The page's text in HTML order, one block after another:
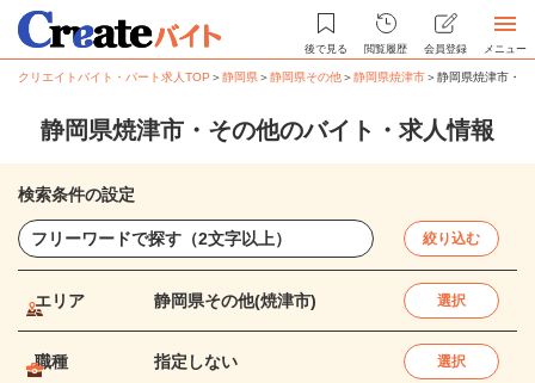
後で見る 閲覧履歴 会員登録 メニュー
クリエイトバイト・パート求人TOP ＞静岡県＞静岡県その他＞静岡県焼津市＞静岡県焼津市・
静岡県焼津市・その他のバイト・求人情報
検索条件の設定
絞り込む
エリア 静岡県その他(焼津市) 選択
職種 指定しない 選択